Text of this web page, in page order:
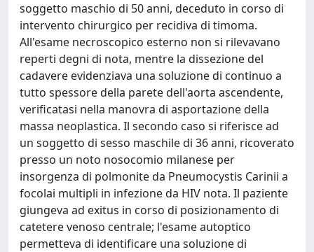
soggetto maschio di 50 anni, deceduto in corso di
intervento chirurgico per recidiva di timoma.
All'esame necroscopico esterno non si rilevavano
reperti degni di nota, mentre la dissezione del
cadavere evidenziava una soluzione di continuo a
tutto spessore della parete dell'aorta ascendente,
verificatasi nella manovra di asportazione della
massa neoplastica. Il secondo caso si riferisce ad
un soggetto di sesso maschile di 36 anni, ricoverato
presso un noto nosocomio milanese per
insorgenza di polmonite da Pneumocystis Carinii a
focolai multipli in infezione da HIV nota. Il paziente
giungeva ad exitus in corso di posizionamento di
catetere venoso centrale; l'esame autoptico
permetteva di identificare una soluzione di